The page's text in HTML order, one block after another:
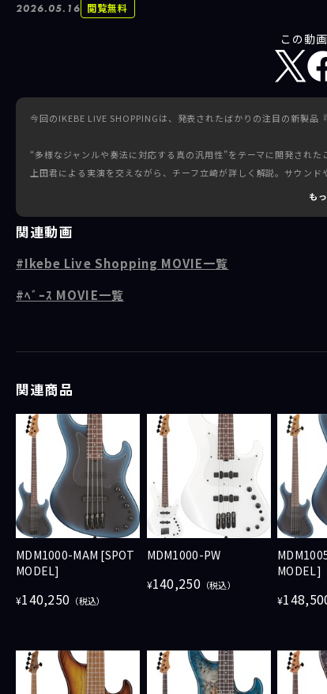
2026.05.16 閲覧無料
この動
今回のIKEBE LIVE SHOPPINGは、発表されたばかりの注目の新製
“多様なジャンルや奏法に対応する真の汎用性”をテーマに開発され
上田君による実演を交えながら、チーフ立崎が詳しく解説。サウンド
新たな『Mode/モード』の誕生をぜひその目と耳でお確かめください
----------------------------------------------------
立崎隆宏 / 上田君（グランディベース東京）
会場：イケシブSTUDIO
も
関連動画
Ikebe Live Shopping MOVIE一覧
ﾍﾞｰｽ MOVIE一覧
関連商品
MDM1000-MAM [SPOT
MODEL]
¥140,250 （税込）
MDM1000-PW
¥140,250（税込）
MODEL]
¥